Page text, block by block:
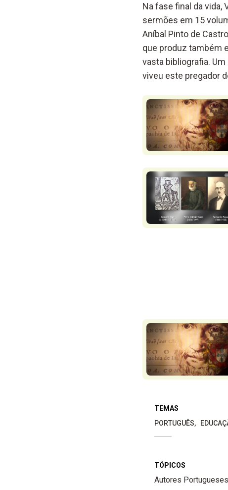
Na fase final da vida,
sermões em 15
Aníbal Pinto de
que produz também
vasta bibliografia.
viveu este pregador
TEMAS
PORTUGUÊS
TÓPICOS
Autores Portugueses